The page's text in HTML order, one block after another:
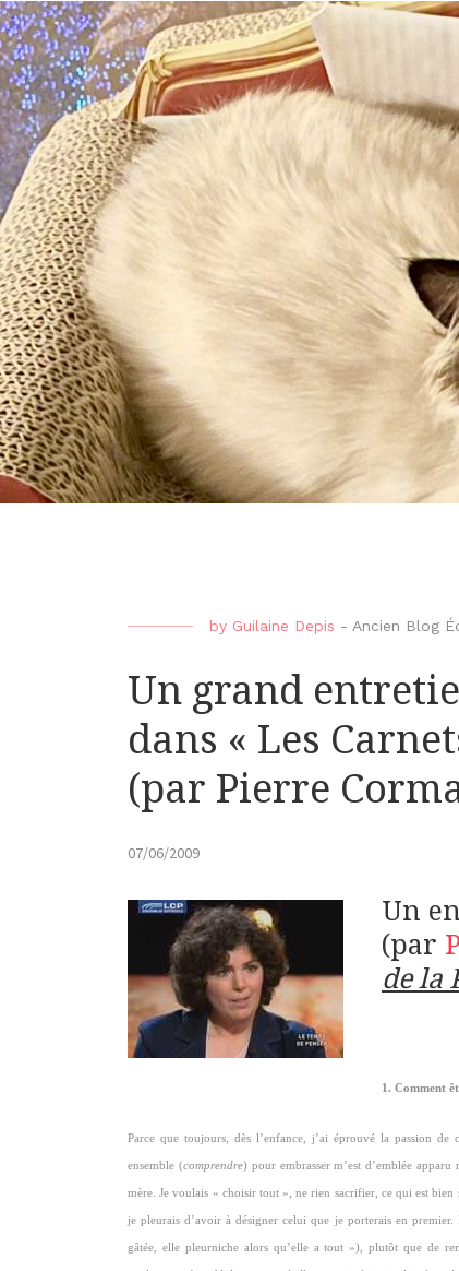
by Guilaine Depis - Ancien Blog
Un grand
dans « Les
(par Pierre
07/06/2009
Un
(par
de la
1. Comment
Parce que toujours, dès l’enfance, j’ai éprouvé la passion
ensemble (comprendre) pour embrasser m’est d’emblée
mère. Je voulais « choisir tout », ne rien sacrifier, ce qui est
je pleurais d’avoir à désigner celui que je porterais en
gâtée, elle pleurniche alors qu’elle a tout »), plutôt que de